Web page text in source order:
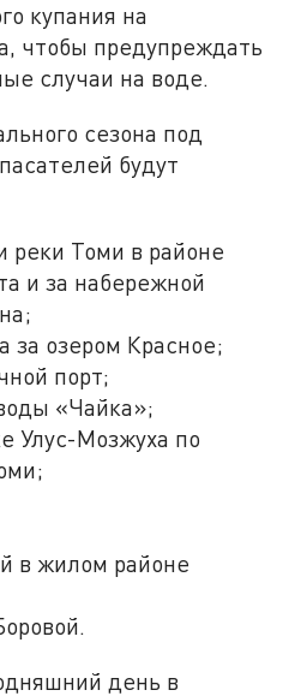
купания на
чтобы предупреждать
случаи на воде.
сезона под
будут
реки Томи в районе
и за набережной
за озером Красное;
порт;
«Чайка»;
Улус-Мозжуха по
в жилом районе
день в